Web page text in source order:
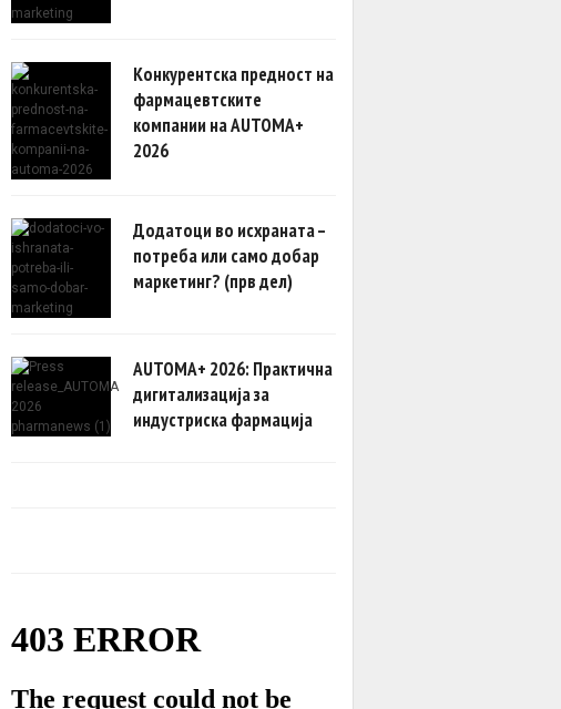
Конкурентска предност на
фармацевтските
компании на AUTOMA+
2026
Додатоци во исхраната –
потреба или само добар
маркетинг? (прв дел)
AUTOMA+ 2026: Практична
дигитализација за
индустриска фармација